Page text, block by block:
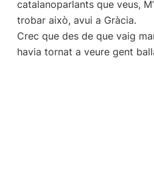
catalanoparlants que veus,
trobar això, avui a Gràcia.
Crec que des de que vaig
havia tornat a veure gent